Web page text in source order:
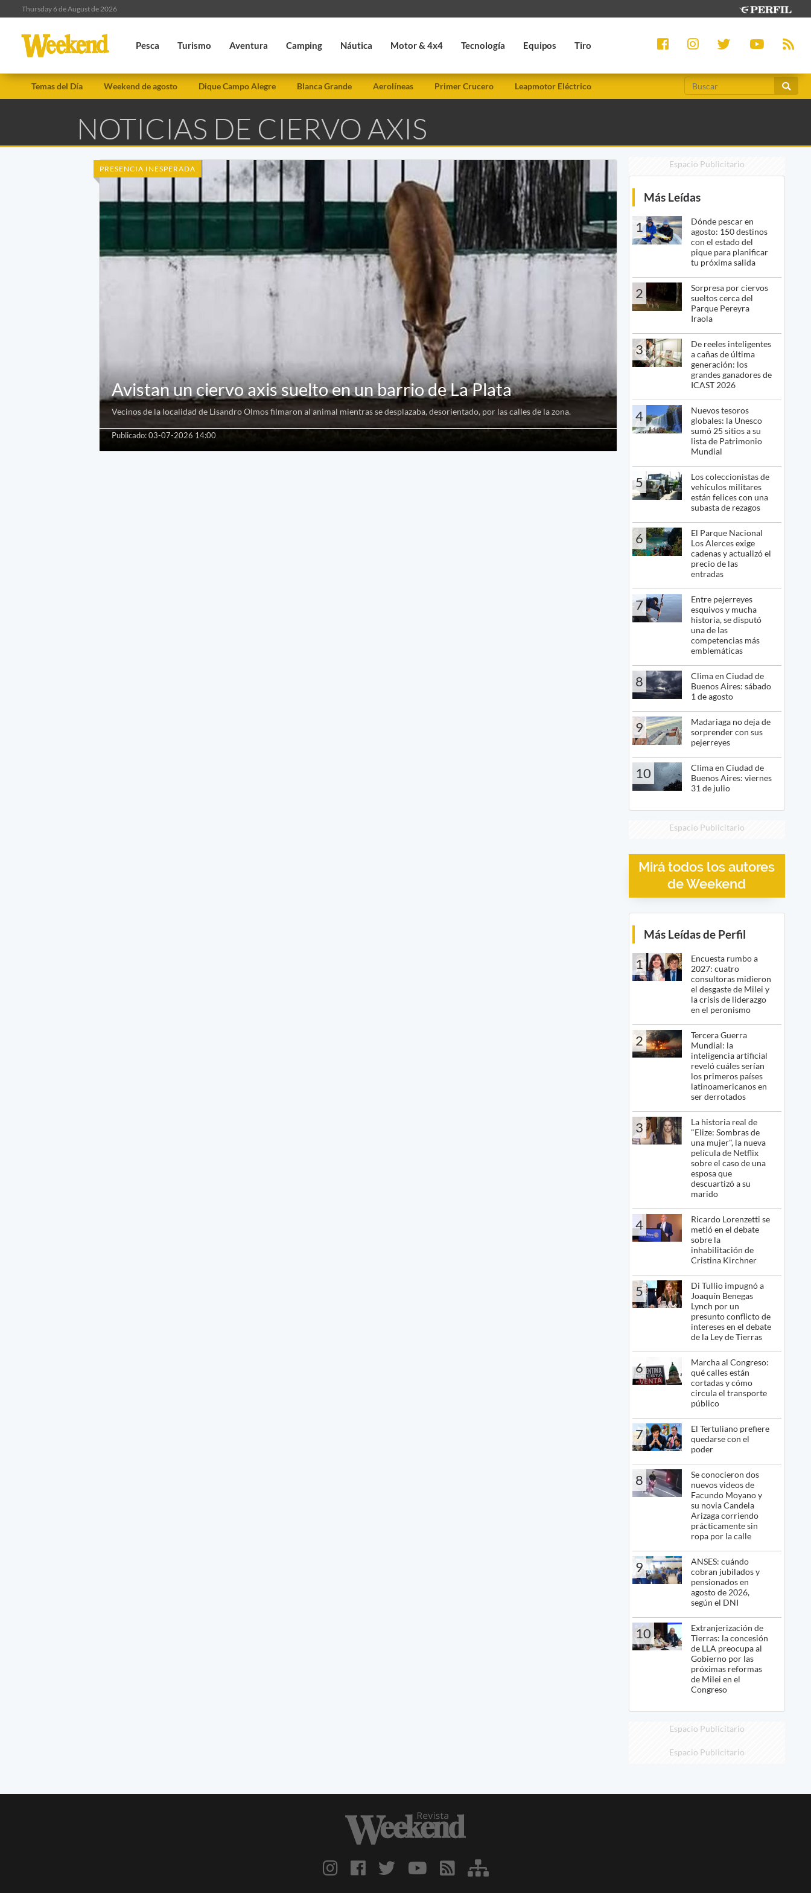
Thursday 6 de August de 2026
Pesca Turismo Aventura Camping Náutica Motor & 4x4 Tecnología Equipos Tiro
Temas del Día Weekend de agosto Dique Campo Alegre Blanca Grande Aerolíneas Primer Crucero Leapmotor Eléctrico
NOTICIAS DE CIERVO AXIS
PRESENCIA INESPERADA
Avistan un ciervo axis suelto en un barrio de La Plata
Vecinos de la localidad de Lisandro Olmos filmaron al animal mientras se desplazaba, desorientado, por las calles de la zona.
Publicado: 03-07-2026 14:00
Espacio Publicitario
Más Leídas
1
Dónde pescar en
agosto: 150 destinos
con el estado del
pique para planificar
tu próxima salida
2
Sorpresa por ciervos
sueltos cerca del
Parque Pereyra
Iraola
3
De reeles inteligentes
a cañas de última
generación: los
grandes ganadores de
ICAST 2026
4
Nuevos tesoros
globales: la Unesco
sumó 25 sitios a su
lista de Patrimonio
Mundial
5
Los coleccionistas de
vehículos militares
están felices con una
subasta de rezagos
6
El Parque Nacional
Los Alerces exige
cadenas y actualizó el
precio de las
entradas
7
Entre pejerreyes
esquivos y mucha
historia, se disputó
una de las
competencias más
emblemáticas
8
Clima en Ciudad de
Buenos Aires: sábado
1 de agosto
9
Madariaga no deja de
sorprender con sus
pejerreyes
10
Clima en Ciudad de
Buenos Aires: viernes
31 de julio
Espacio Publicitario
Mirá todos los autores
de Weekend
Más Leídas de Perfil
1
Encuesta rumbo a
2027: cuatro
consultoras midieron
el desgaste de Milei y
la crisis de liderazgo
en el peronismo
2
Tercera Guerra
Mundial: la
inteligencia artificial
reveló cuáles serían
los primeros países
latinoamericanos en
ser derrotados
3
La historia real de
"Elize: Sombras de
una mujer", la nueva
película de Netflix
sobre el caso de una
esposa que
descuartizó a su
marido
4
Ricardo Lorenzetti se
metió en el debate
sobre la
inhabilitación de
Cristina Kirchner
5
Di Tullio impugnó a
Joaquín Benegas
Lynch por un
presunto conflicto de
intereses en el debate
de la Ley de Tierras
6
Marcha al Congreso:
qué calles están
cortadas y cómo
circula el transporte
público
7
El Tertuliano prefiere
quedarse con el
poder
8
Se conocieron dos
nuevos videos de
Facundo Moyano y
su novia Candela
Arizaga corriendo
prácticamente sin
ropa por la calle
9
ANSES: cuándo
cobran jubilados y
pensionados en
agosto de 2026,
según el DNI
10
Extranjerización de
Tierras: la concesión
de LLA preocupa al
Gobierno por las
próximas reformas
de Milei en el
Congreso
Espacio Publicitario
Espacio Publicitario